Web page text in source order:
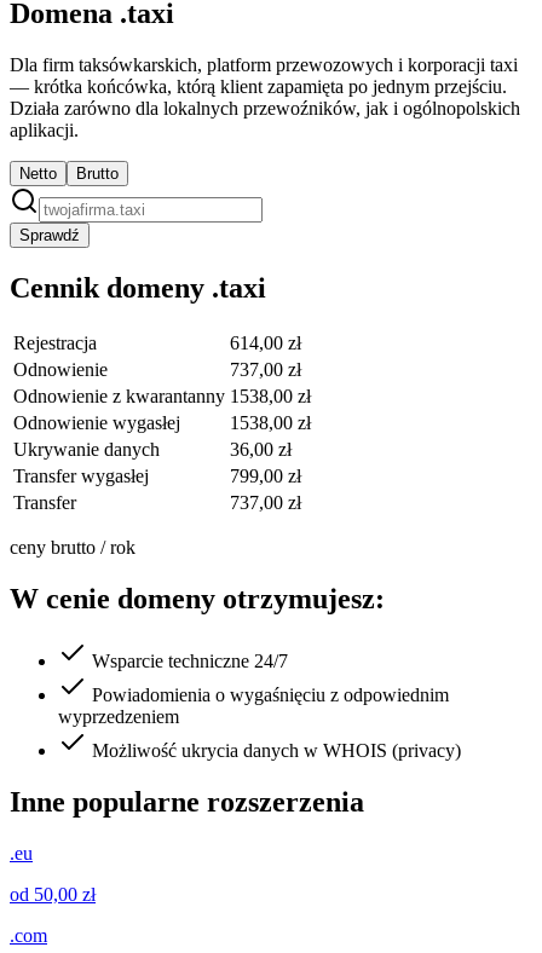
Domena .taxi
Dla firm taksówkarskich, platform przewozowych i korporacji taxi
— krótka końcówka, którą klient zapamięta po jednym przejściu.
Działa zarówno dla lokalnych przewoźników, jak i ogólnopolskich
aplikacji.
Netto Brutto
Sprawdź
Cennik domeny .taxi
Rejestracja
614,00 zł
Odnowienie
737,00 zł
Odnowienie z kwarantanny 1538,00 zł
Odnowienie wygasłej
1538,00 zł
Ukrywanie danych
36,00 zł
Transfer wygasłej
799,00 zł
Transfer
737,00 zł
ceny brutto / rok
W cenie domeny otrzymujesz:
Wsparcie techniczne 24/7
Powiadomienia o wygaśnięciu z odpowiednim
wyprzedzeniem
Możliwość ukrycia danych w WHOIS (privacy)
Inne popularne rozszerzenia
.eu
od 50,00 zł
.com